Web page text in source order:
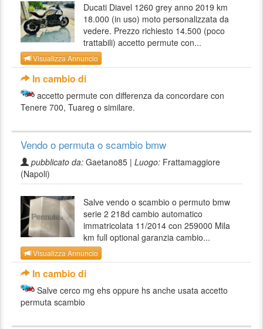
Ducati Diavel 1260 grey anno 2019 km
18.000 (in uso) moto personalizzata da
vedere. Prezzo richiesto 14.500 (poco
trattabili) accetto permute con...
Visualizza Annuncio
In cambio di
accetto permute con differenza da concordare con
Tenere 700, Tuareg o similare.
Vendo o permuta o scambio bmw
pubblicato da: Gaetano85 | Luogo: Frattamaggiore
(Napoli)
Salve vendo o scambio o permuto bmw
serie 2 218d cambio automatico
immatricolata 11/2014 con 259000 Mila
km full optional garanzia cambio...
Visualizza Annuncio
In cambio di
Salve cerco mg ehs oppure hs anche usata accetto
permuta scambio